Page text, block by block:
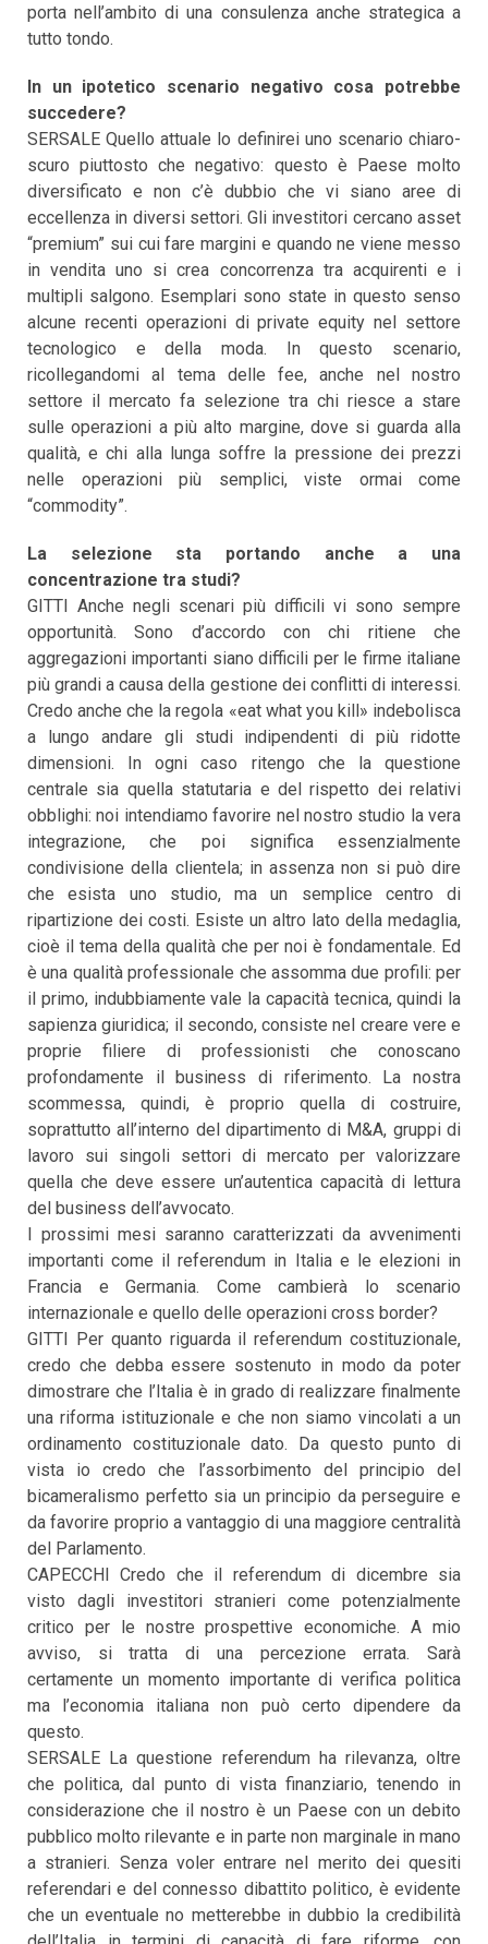
porta nell’ambito di una consulenza anche strategica a
tutto tondo.
In un ipotetico scenario negativo cosa potrebbe
succedere?
SERSALE Quello attuale lo definirei uno scenario chiaro-
scuro piuttosto che negativo: questo è Paese molto
diversificato e non c’è dubbio che vi siano aree di
eccellenza in diversi settori. Gli investitori cercano asset
“premium” sui cui fare margini e quando ne viene messo
in vendita uno si crea concorrenza tra acquirenti e i
multipli salgono. Esemplari sono state in questo senso
alcune recenti operazioni di private equity nel settore
tecnologico e della moda. In questo scenario,
ricollegandomi al tema delle fee, anche nel nostro
settore il mercato fa selezione tra chi riesce a stare
sulle operazioni a più alto margine, dove si guarda alla
qualità, e chi alla lunga soffre la pressione dei prezzi
nelle operazioni più semplici, viste ormai come
“commodity”.
La selezione sta portando anche a una
concentrazione tra studi?
GITTI Anche negli scenari più difficili vi sono sempre
opportunità. Sono d’accordo con chi ritiene che
aggregazioni importanti siano difficili per le firme italiane
più grandi a causa della gestione dei conflitti di interessi.
Credo anche che la regola «eat what you kill» indebolisca
a lungo andare gli studi indipendenti di più ridotte
dimensioni. In ogni caso ritengo che la questione
centrale sia quella statutaria e del rispetto dei relativi
obblighi: noi intendiamo favorire nel nostro studio la vera
integrazione, che poi significa essenzialmente
condivisione della clientela; in assenza non si può dire
che esista uno studio, ma un semplice centro di
ripartizione dei costi. Esiste un altro lato della medaglia,
cioè il tema della qualità che per noi è fondamentale. Ed
è una qualità professionale che assomma due profili: per
il primo, indubbiamente vale la capacità tecnica, quindi la
sapienza giuridica; il secondo, consiste nel creare vere e
proprie filiere di professionisti che conoscano
profondamente il business di riferimento. La nostra
scommessa, quindi, è proprio quella di costruire,
soprattutto all’interno del dipartimento di M&A, gruppi di
lavoro sui singoli settori di mercato per valorizzare
quella che deve essere un’autentica capacità di lettura
del business dell’avvocato.
I prossimi mesi saranno caratterizzati da avvenimenti
importanti come il referendum in Italia e le elezioni in
Francia e Germania. Come cambierà lo scenario
internazionale e quello delle operazioni cross border?
GITTI Per quanto riguarda il referendum costituzionale,
credo che debba essere sostenuto in modo da poter
dimostrare che l’Italia è in grado di realizzare finalmente
una riforma istituzionale e che non siamo vincolati a un
ordinamento costituzionale dato. Da questo punto di
vista io credo che l’assorbimento del principio del
bicameralismo perfetto sia un principio da perseguire e
da favorire proprio a vantaggio di una maggiore centralità
del Parlamento.
CAPECCHI Credo che il referendum di dicembre sia
visto dagli investitori stranieri come potenzialmente
critico per le nostre prospettive economiche. A mio
avviso, si tratta di una percezione errata. Sarà
certamente un momento importante di verifica politica
ma l’economia italiana non può certo dipendere da
questo.
SERSALE La questione referendum ha rilevanza, oltre
che politica, dal punto di vista finanziario, tenendo in
considerazione che il nostro è un Paese con un debito
pubblico molto rilevante e in parte non marginale in mano
a stranieri. Senza voler entrare nel merito dei quesiti
referendari e del connesso dibattito politico, è evidente
che un eventuale no metterebbe in dubbio la credibilità